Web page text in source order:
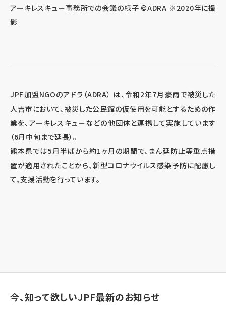
アーキレスキュー事務所での会議の様子 ©ADRA ※2020年に撮
影
JPF加盟NGOのアドラ（ADRA） は、令和2年7月豪雨で被災した
人吉市において、被災した公民館の仮使用を可能とするための作
業を、アーキレスキューなどの他団体と連携して実施しています
（6月中旬まで延長）。
熊本県では5月半ばから約1ヶ月の期間で、まん延防止等重点措
置が適用されたことから、新型コロナウイルス感染予防に配慮し
て、支援活動を行っています。
今、知って欲しいJPF最新のお知らせ